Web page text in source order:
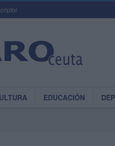
EDUCACIÓN